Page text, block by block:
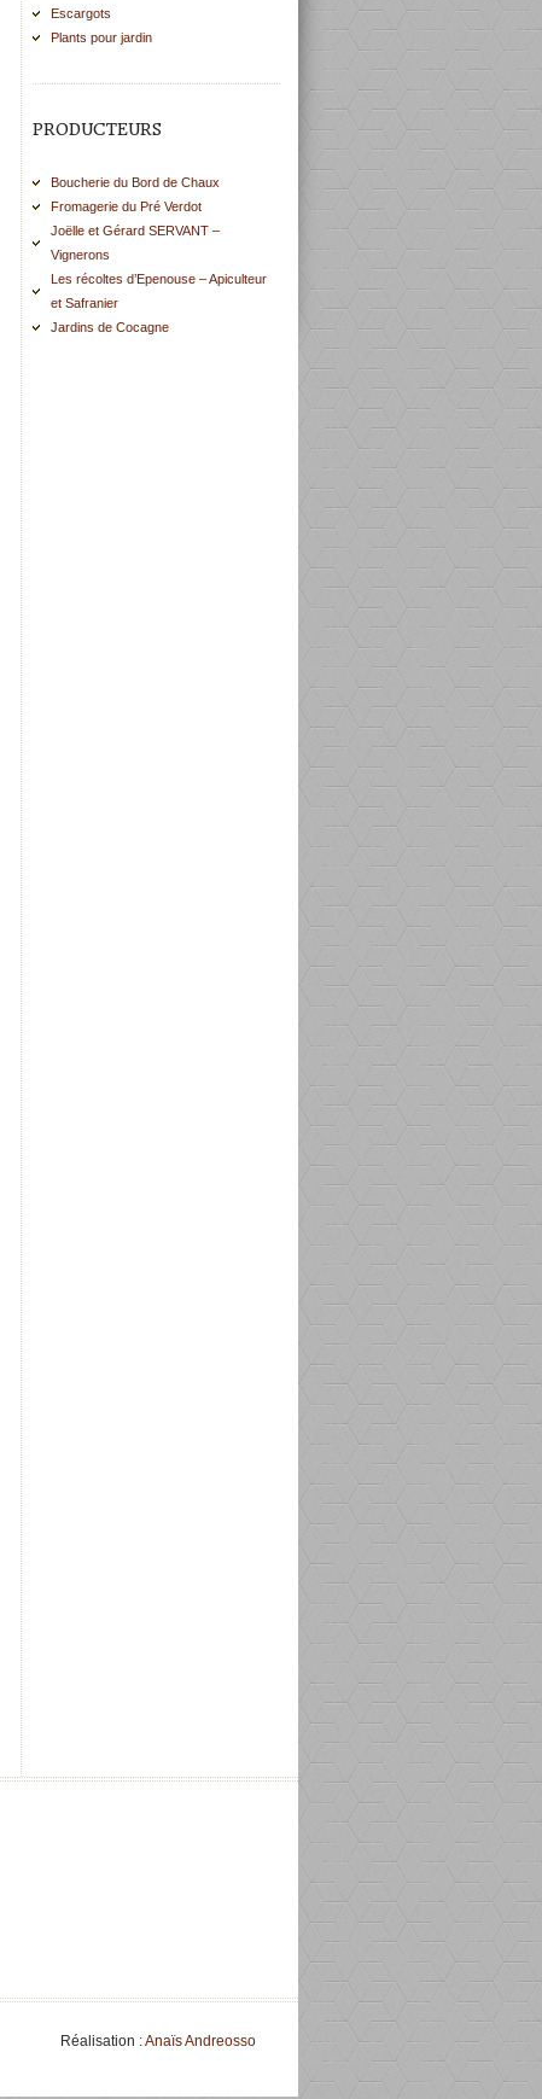
Escargots
Plants pour jardin
PRODUCTEURS
Boucherie du Bord de Chaux
Fromagerie du Pré Verdot
Joëlle et Gérard SERVANT –
Vignerons
Les récoltes d’Epenouse – Apiculteur
et Safranier
Jardins de Cocagne
Réalisation :Anaïs Andreosso